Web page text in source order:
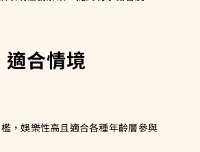
適合情境
，娛樂性高且適合各種年齡層參與